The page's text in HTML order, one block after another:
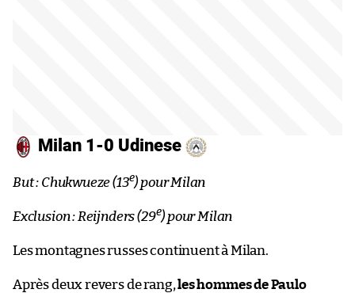
Milan 1-0 Udinese
But : Chukwueze (13e) pour Milan
Exclusion : Reijnders (29e) pour Milan
Les montagnes russes continuent à Milan.
Après deux revers de rang,les hommes de Paulo